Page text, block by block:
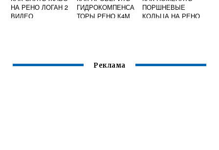
НА РЕНО ЛОГАН 2
ВИДЕО
ГИДРОКОМПЕНСА
ТОРЫ РЕНО К4М
ПОРШНЕВЫЕ
КОЛЬЦА НА РЕНО
Реклама